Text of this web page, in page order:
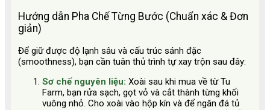
Hướng dẫn Pha Chế Từng Bước (Chuẩn xác & Đơn
giản)
Để giữ được độ lạnh sâu và cấu trúc sánh đặc
(smoothness), bạn cần tuân thủ trình tự xay trộn sau đây:
Sơ chế nguyên liệu: Xoài sau khi mua về từ Tu
Farm, bạn rửa sạch, gọt vỏ và cắt thành từng khối
vuông nhỏ. Cho xoài vào hộp kín và để ngăn đá tủ